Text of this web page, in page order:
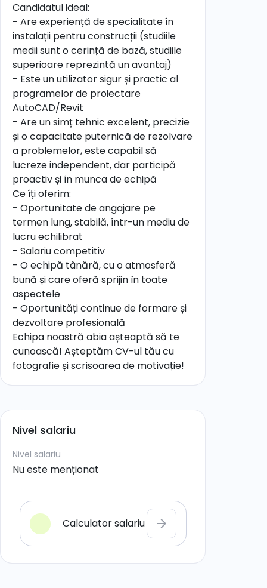
Candidatul ideal:
- Are experiență de specialitate în
instalații pentru construcții (studiile
medii sunt o cerință de bază, studiile
superioare reprezintă un avantaj)
- Este un utilizator sigur și practic al
programelor de proiectare
AutoCAD/Revit
- Are un simț tehnic excelent, precizie
și o capacitate puternică de rezolvare
a problemelor, este capabil să
lucreze independent, dar participă
proactiv și în munca de echipă
Ce îți oferim:
- Oportunitate de angajare pe
termen lung, stabilă, într-un mediu de
lucru echilibrat
- Salariu competitiv
- O echipă tânără, cu o atmosferă
bună și care oferă sprijin în toate
aspectele
- Oportunități continue de formare și
dezvoltare profesională
Echipa noastră abia așteaptă să te
cunoască! Așteptăm CV-ul tău cu
fotografie și scrisoarea de motivație!
Nivel salariu
Nivel salariu
Nu este menționat
Calculator salariu arrow_forward